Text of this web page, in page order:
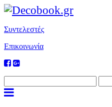
Συντελεστές
Επικοινωνία